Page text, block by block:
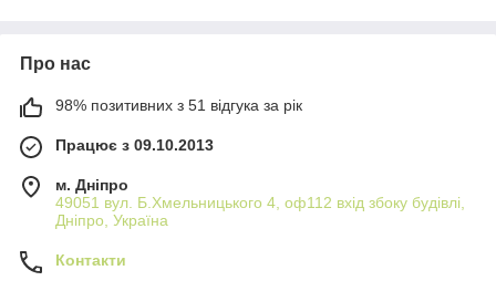
Про нас
98% позитивних з 51 відгука за рік
Працює з 09.10.2013
м. Дніпро
49051 вул. Б.Хмельницького 4, оф112 вхід збоку будівлі,
Дніпро, Україна
Контакти